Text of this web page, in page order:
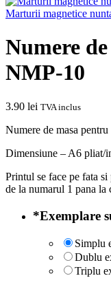
Marturii magnetice
Numere
NMP-10
3.90 lei TVA inclus
Numere de masa
Dimensiune – A6 pliat/
Printul se face pe fata
de la numarul 1 pana la
*Exemplare
Simplu
Dublu
Triplu